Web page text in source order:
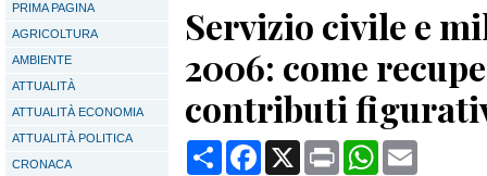
PRIMA PAGINA
AGRICOLTURA
AMBIENTE
ATTUALITÀ
ATTUALITÀ ECONOMIA
ATTUALITÀ POLITICA
CRONACA
Servizio civile e
2006: come
contributi
CondividiFacebook
X Print WhatsApp